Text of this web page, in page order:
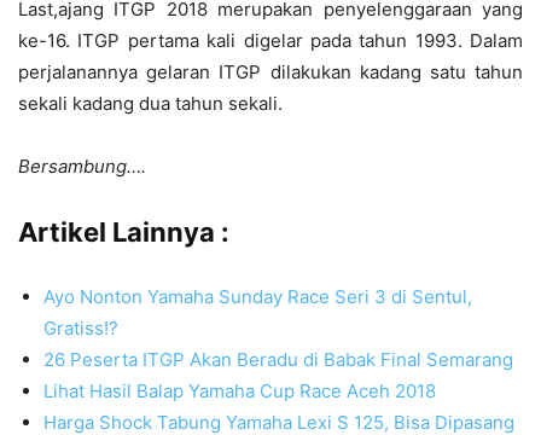
Last,ajang ITGP 2018 merupakan penyelenggaraan yang
ke-16. ITGP pertama kali digelar pada tahun 1993. Dalam
perjalanannya gelaran ITGP dilakukan kadang satu tahun
sekali kadang dua tahun sekali.
Bersambung….
Artikel Lainnya :
Ayo Nonton Yamaha Sunday Race Seri 3 di Sentul,
Gratiss!?
26 Peserta ITGP Akan Beradu di Babak Final Semarang
Lihat Hasil Balap Yamaha Cup Race Aceh 2018
Harga Shock Tabung Yamaha Lexi S 125, Bisa Dipasang